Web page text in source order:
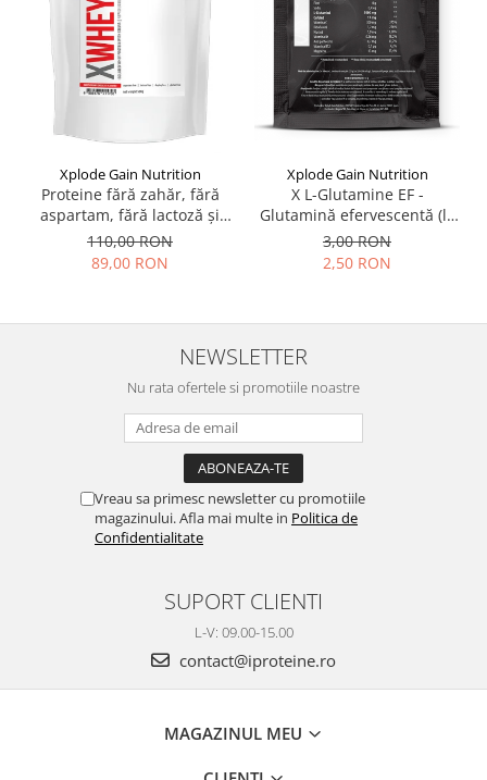
Xplode Gain Nutrition
Proteine fără zahăr, fără
aspartam, fără lactoză și
fără gluten - X Whey ZERO
110,00 RON
89,00 RON
Xplode Gain Nutrition
X L-Glutamine EF -
Glutamină efervescentă (la
plic)
3,00 RON
2,50 RON
NEWSLETTER
Nu rata ofertele si promotiile noastre
Vreau sa primesc newsletter cu promotiile
magazinului. Afla mai multe in Politica de
Confidentialitate
SUPORT CLIENTI
L-V: 09.00-15.00
contact@iproteine.ro
MAGAZINUL MEU